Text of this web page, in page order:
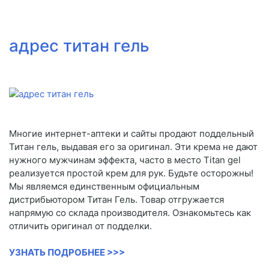
адрес титан гель
Многие интернет-аптеки и сайты продают поддельный
Титан гель, выдавая его за оригинал. Эти крема не дают
нужного мужчинам эффекта, часто в место Titan gel
реализуется простой крем для рук. Будьте осторожны!
Мы являемся единственным официальным
дистрибьютором Титан Гель. Товар отгружается
напрямую со склада производителя. Ознакомьтесь как
отличить оригинал от подделки.
УЗНАТЬ ПОДРОБНЕЕ >>>